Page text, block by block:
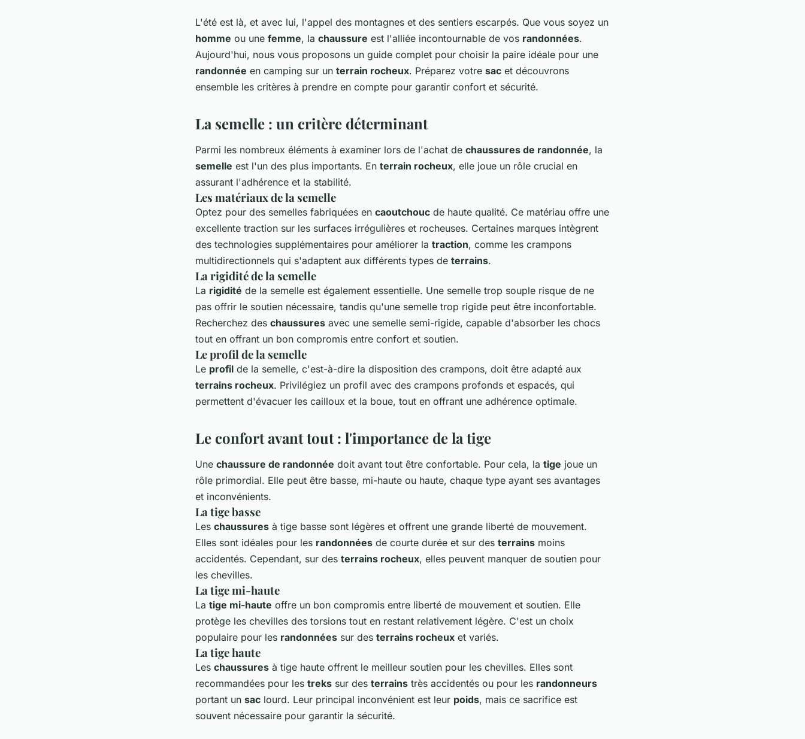
Comment choisir des chaussures
adaptées pour une randonnée en
camping sur un terrain rocheux?
L'été est là, et avec lui, l'appel des montagnes et des sentiers escarpés. Que vous soyez un
homme ou une femme, la chaussure est l'alliée incontournable de vos randonnées.
Aujourd'hui, nous vous proposons un guide complet pour choisir la paire idéale pour une
randonnée en camping sur un terrain rocheux. Préparez votre sac et découvrons
ensemble les critères à prendre en compte pour garantir confort et sécurité.
La semelle : un critère déterminant
Parmi les nombreux éléments à examiner lors de l'achat de chaussures de randonnée, la
semelle est l'un des plus importants. En terrain rocheux, elle joue un rôle crucial en
assurant l'adhérence et la stabilité.
Les matériaux de la semelle
Optez pour des semelles fabriquées en caoutchouc de haute qualité. Ce matériau offre une
excellente traction sur les surfaces irrégulières et rocheuses. Certaines marques intègrent
des technologies supplémentaires pour améliorer la traction, comme les crampons
multidirectionnels qui s'adaptent aux différents types de terrains.
La rigidité de la semelle
La rigidité de la semelle est également essentielle. Une semelle trop souple risque de ne
pas offrir le soutien nécessaire, tandis qu'une semelle trop rigide peut être inconfortable.
Recherchez des chaussures avec une semelle semi-rigide, capable d'absorber les chocs
tout en offrant un bon compromis entre confort et soutien.
Le profil de la semelle
Le profil de la semelle, c'est-à-dire la disposition des crampons, doit être adapté aux
terrains rocheux. Privilégiez un profil avec des crampons profonds et espacés, qui
permettent d'évacuer les cailloux et la boue, tout en offrant une adhérence optimale.
Le confort avant tout : l'importance de la tige
Une chaussure de randonnée doit avant tout être confortable. Pour cela, la tige joue un
rôle primordial. Elle peut être basse, mi-haute ou haute, chaque type ayant ses avantages
et inconvénients.
La tige basse
Les chaussures à tige basse sont légères et offrent une grande liberté de mouvement.
Elles sont idéales pour les randonnées de courte durée et sur des terrains moins
accidentés. Cependant, sur des terrains rocheux, elles peuvent manquer de soutien pour
les chevilles.
La tige mi-haute
La tige mi-haute offre un bon compromis entre liberté de mouvement et soutien. Elle
protège les chevilles des torsions tout en restant relativement légère. C'est un choix
populaire pour les randonnées sur des terrains rocheux et variés.
La tige haute
Les chaussures à tige haute offrent le meilleur soutien pour les chevilles. Elles sont
recommandées pour les treks sur des terrains très accidentés ou pour les randonneurs
portant un sac lourd. Leur principal inconvénient est leur poids, mais ce sacrifice est
souvent nécessaire pour garantir la sécurité.